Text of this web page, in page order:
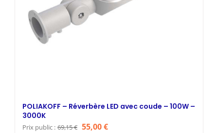
POLIAKOFF – Réverbère LED avec coude – 100W –
3000K
Prix public : 69,15€ Le
55,00€Le